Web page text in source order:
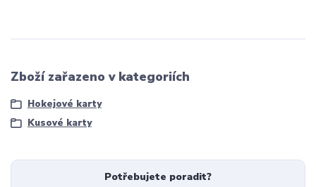
Zboží zařazeno v kategoriích
Hokejové karty
Kusové karty
Potřebujete poradit?